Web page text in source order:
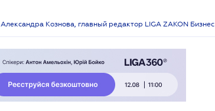
Александра Кознова, главный редактор LIGA ZAKON Бизнес